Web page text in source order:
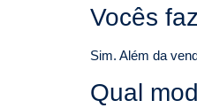
Vocês
Sim. Além da
Qual